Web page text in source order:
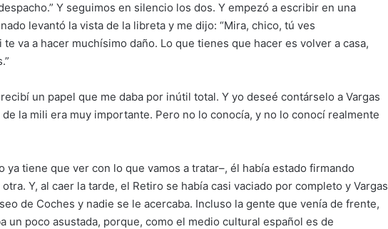
Y seguimos en silencio los dos. Y empezó a escribir en una
levantó la vista de la libreta y me dijo: “Mira, chico, tú ves
va a hacer muchísimo daño. Lo que tienes que hacer es volver a casa,
un papel que me daba por inútil total. Y yo deseé contárselo a Vargas
la mili era muy importante. Pero no lo conocía, y no lo conocí realmente
ya tiene que ver con lo que vamos a tratar–, él había estado firmando
Y, al caer la tarde, el Retiro se había casi vaciado por completo y Vargas
de Coches y nadie se le acercaba. Incluso la gente que venía de frente,
un poco asustada, porque, como el medio cultural español es de